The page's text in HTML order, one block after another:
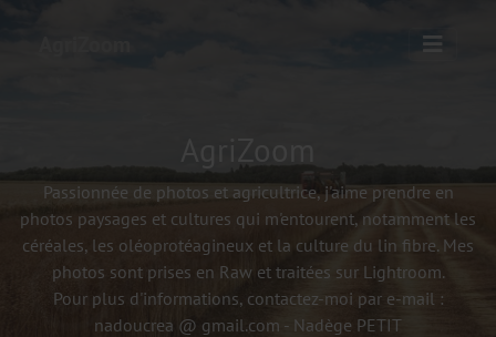
Passionnée de photos et agricultrice, j'aime prendre en
photos paysages et cultures qui m'entourent, notamment les
céréales, les oléoprotéagineux et la culture du lin fibre. Mes
photos sont prises en Raw et traitées sur Lightroom.
Pour plus d'informations, contactez-moi par e-mail :
nadoucrea @ gmail.com - Nadège PETIT